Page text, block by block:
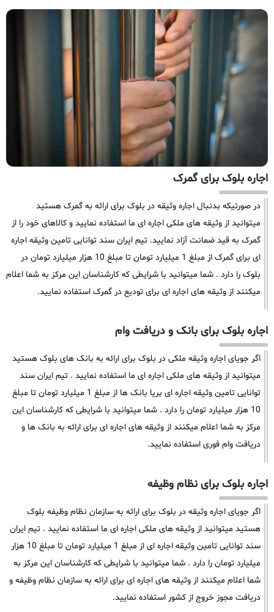
اجاره بلوک برای گمرک
در صورتیکه بدنبال اجاره وثیقه در بلوک برای ارائه به گمرک هستید
میتوانید از وثیقه های ملکی اجاره ای ما استفاده نمایید و کالاهای خود را از
گمرک به قید ضمانت آزاد نمایید. تیم ایران سند توانایی تامین وثیقه اجاره
ای برای گمرک از مبلغ 1 میلیارد تومان تا مبلغ 10 هزار میلیارد تومان در
بلوک را دارد . شما میتوانید با شرایطی که کارشناسان این مرکز به شما اعلام
میکنند از وثیقه های اجاره ای برای تودیع در گمرک استفاده نمایید.
اجاره بلوک برای بانک و دریافت وام
اگر جویای اجاره وثیقه ملکی در بلوک برای ارائه به بانک های بلوک هستید
میتوانید از وثیقه های ملکی اجاره ای ما استفاده نمایید . تیم ایران سند
توانایی تامین وثیقه اجاره ای بریا بانک ها از مبلغ 1 میلیارد تومان تا مبلغ
10 هزار میلیارد تومان را دارد . شما میتوانید با شرایطی که کارشناسان این
مرکز به شما اعلام میکنند از وثیقه های اجاره ای برای ارائه به بانک ها و
دریافت وام فوری استفاده نمایید.
اجاره بلوک برای نظام وظیفه
اگر جویای اجاره وثیقه در بلوک برای ارائه به سازمان نظام وظیفه بلوک
هستید میتوانید از وثیقه های ملکی اجاره ای ما استفاده نمایید . تیم ایران
سند توانایی تامین وثیقه اجاره ای از مبلغ 1 میلیارد تومان تا مبلغ 10 هزار
میلیارد تومان را دارد . شما میتوانید با شرایطی که کارشناسان این مرکز به
شما اعلام میکنند از وثیقه های اجاره ای برای ارائه به سازمان نظام وظیفه و
دریافت مجوز خروج از کشور استفاده نمایید.